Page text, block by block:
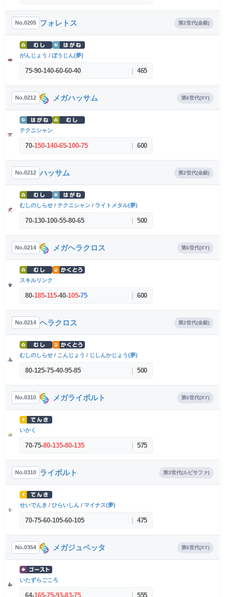
No.0205 フォレトス 第2世代(金銀)
がんじょう / ぼうじん(夢)
75-90-140-60-60-40 465
No.0212 メガハッサム 第6世代(XY)
テクニシャン
70-150-140-65-100-75 600
No.0212 ハッサム 第2世代(金銀)
むしのしらせ / テクニシャン / ライトメタル(夢)
70-130-100-55-80-65 500
No.0214 メガヘラクロス 第6世代(XY)
スキルリンク
80-185-115-40-105-75 600
No.0214 ヘラクロス 第2世代(金銀)
むしのしらせ / こんじょう / じしんかじょう(夢)
80-125-75-40-95-85 500
No.0310 メガライボルト 第6世代(XY)
いかく
70-75-80-135-80-135 575
No.0310 ライボルト 第3世代(ルビサファ)
せいでんき / ひらいしん / マイナス(夢)
70-75-60-105-60-105 475
No.0354 メガジュペッタ 第6世代(XY)
いたずらごころ
64-165-75-93-83-75 555